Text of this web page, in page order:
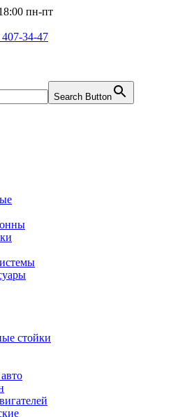
пн-пт
34-47
Search Button
стойки